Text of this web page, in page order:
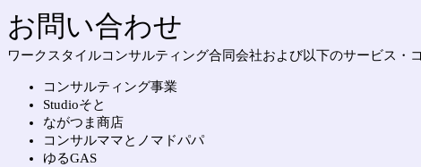
お問い合わせ
ワークスタイルコンサルティング合同会社および以下のサービス・
コンサルティング事業
Studioそと
ながつま商店
コンサルママとノマドパパ
ゆるGAS